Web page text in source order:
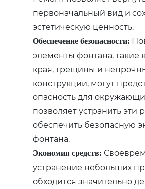
первоначальный вид и
эстетическую ценность.
Обеспечение безопасности:
элементы фонтана, такие
края, трещины и
конструкции, могут
опасность для
позволяет устранить эти
обеспечить безопасную
фонтана.
Экономия средств:
устранение небольших
обходится значительно